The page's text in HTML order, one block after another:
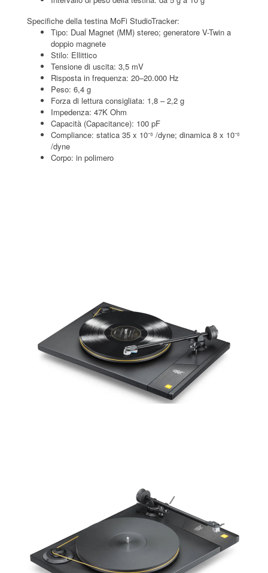
Specifiche della testina MoFi StudioTracker:
Tipo: Dual Magnet (MM) stereo; generatore V-Twin a
doppio magnete
Stilo: Ellittico
Tensione di uscita: 3,5 mV
Risposta in frequenza: 20–20.000 Hz
Peso: 6,4 g
Forza di lettura consigliata: 1,8 – 2,2 g
Impedenza: 47K Ohm
Capacità (Capacitance): 100 pF
Compliance: statica 35 x 10⁻⁶ /dyne; dinamica 8 x 10⁻⁶
/dyne
Corpo: in polimero